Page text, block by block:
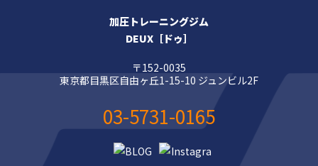
加圧トレーニングジム
DEUX［ドゥ］
〒152-0035
東京都目黒区自由ヶ丘1-15-10 ジュンビル2F
03-5731-0165